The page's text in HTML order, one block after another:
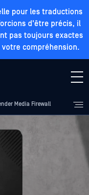
pour les traductions
d'être précis, il
pas toujours exactes
votre compréhension.
Media Firewall